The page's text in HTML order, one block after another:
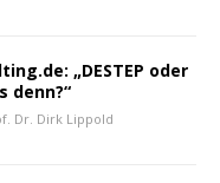
„DESTEP oder
denn?“
Dr. Dirk Lippold